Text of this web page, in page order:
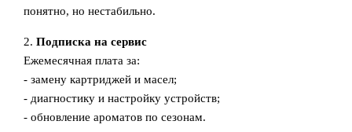
понятно, но нестабильно.
2.Подписка на сервис
Ежемесячная плата за:
- замену картриджей и масел;
- диагностику и настройку устройств;
- обновление ароматов по сезонам.